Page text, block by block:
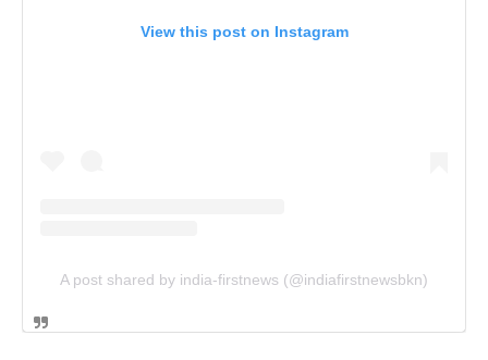
View this post on Instagram
A post shared by india-firstnews (@indiafirstnewsbkn)